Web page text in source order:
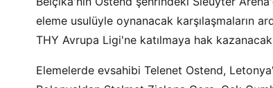
eleme usulüyle oynanacak karşılaşmaların
THY Avrupa Ligi'ne katılmaya hak
Elemelerde evsahibi Telenet Ostend,